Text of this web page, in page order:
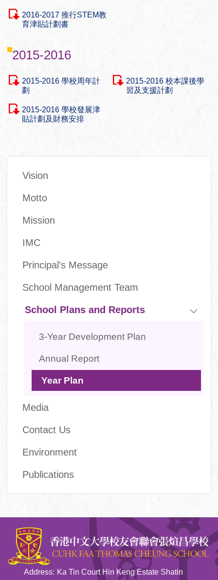
2016-2017 推行STEM教
育津貼計劃書
2015-2016
2015-2016 學校周年計
劃
2015-2016 校本課後學
習及支援計劃
2015-2016 學校發展津
貼計劃及財務安排
navigation
Vision
Motto
Mission
IMC
Principal's Message
School Management Team
School Plans and Reports
3-Year Development Plan
Annual Report
Year Plan
Media
Contact Us
Environment
Publications
Address: Ka Tin Court Hin Keng Estate Shatin